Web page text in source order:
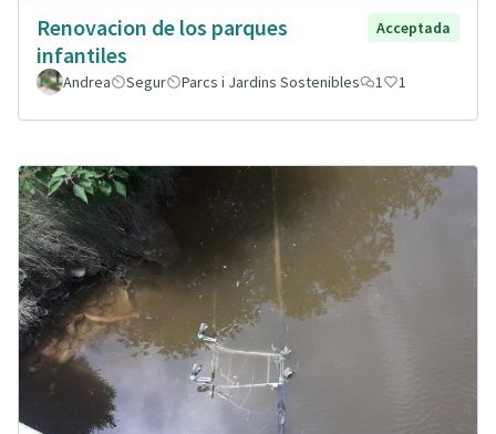
Renovacion de los parques
infantiles
Acceptada
Andrea Segur Parcs i Jardins Sostenibles 1 1